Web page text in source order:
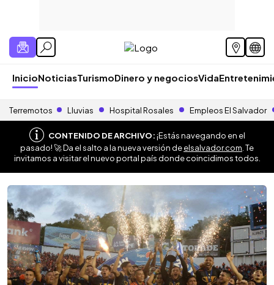
InicioNoticiasTurismoDinero y negociosVida
Terremotos Lluvias Hospital Rosales Empleos El Salvador
CONTENIDO DE ARCHIVO:¡Estás navegando en el
pasado! 🚀 Da el salto a la nueva versión deelsalvador.com . Te
invitamos a visitar el nuevo portal país donde coincidimos todos.